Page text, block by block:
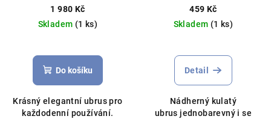
1 980 Kč
Skladem (1 ks)
Do košíku
Krásný elegantní ubrus pro
každodenní používání.
459 Kč
Skladem (1 ks)
Detail
Nádherný kulatý
ubrus jednobarevný i se